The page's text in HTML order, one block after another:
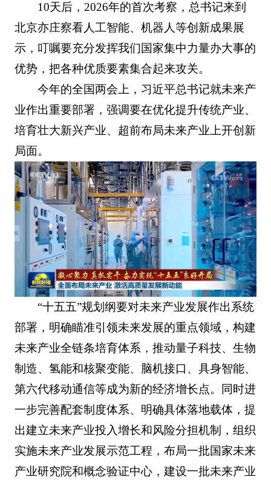
10天后，2026年的首次考察，总书记来到
北京亦庄察看人工智能、机器人等创新成果展
示，叮嘱要充分发挥我们国家集中力量办大事的
优势，把各种优质要素集合起来攻关。
今年的全国两会上，习近平总书记就未来产
业作出重要部署，强调要在优化提升传统产业、
培育壮大新兴产业、超前布局未来产业上开创新
局面。
“十五五”规划纲要对未来产业发展作出系统
部署，明确瞄准引领未来发展的重点领域，构建
未来产业全链条培育体系，推动量子科技、生物
制造、氢能和核聚变能、脑机接口、具身智能、
第六代移动通信等成为新的经济增长点。同时进
一步完善配套制度体系、明确具体落地载体，提
出建立未来产业投入增长和风险分担机制，组织
实施未来产业发展示范工程，布局一批国家未来
产业研究院和概念验证中心，建设一批未来产业